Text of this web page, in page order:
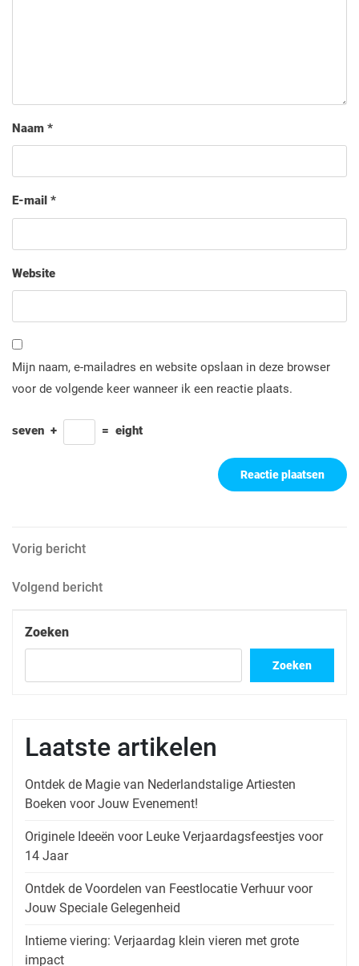
Naam *
E-mail *
Website
Mijn naam, e-mailadres en website opslaan in deze browser
voor de volgende keer wanneer ik een reactie plaats.
seven + = eight
Berichtnavigatie
Vorig
Vorig bericht
Volgend
Volgend bericht
Zoeken
Zoeken
Laatste artikelen
Ontdek de Magie van Nederlandstalige Artiesten
Boeken voor Jouw Evenement!
Originele Ideeën voor Leuke Verjaardagsfeestjes voor
14 Jaar
Ontdek de Voordelen van Feestlocatie Verhuur voor
Jouw Speciale Gelegenheid
Intieme viering: Verjaardag klein vieren met grote
impact